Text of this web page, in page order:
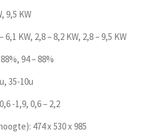
9,5 KW
KW, 2,8 – 8,2 KW, 2,8 – 9,5 KW
94 – 88%
35-10u
-1,9, 0,6 – 2,2
474 x 530 x 985